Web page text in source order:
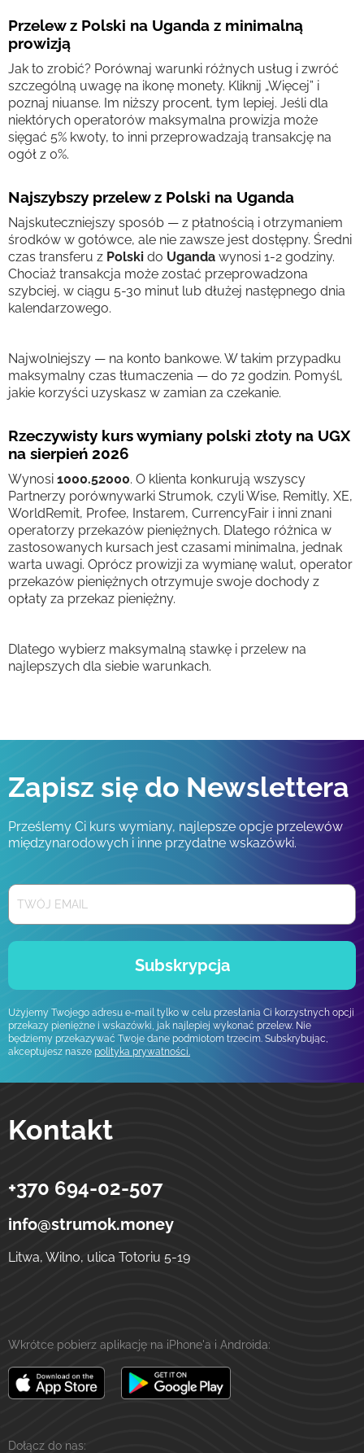
Przelew z Polski na Uganda z minimalną
prowizją
Jak to zrobić? Porównaj warunki różnych usług i zwróć
szczególną uwagę na ikonę monety. Kliknij „Więcej” i
poznaj niuanse. Im niższy procent, tym lepiej. Jeśli dla
niektórych operatorów maksymalna prowizja może
sięgać 5% kwoty, to inni przeprowadzają transakcję na
ogół z 0%.
Najszybszy przelew z Polski na Uganda
Najskuteczniejszy sposób — z płatnością i otrzymaniem
środków w gotówce, ale nie zawsze jest dostępny. Średni
czas transferu z Polski do Uganda wynosi 1-2 godziny.
Chociaż transakcja może zostać przeprowadzona
szybciej, w ciągu 5-30 minut lub dłużej następnego dnia
kalendarzowego.
Najwolniejszy — na konto bankowe. W takim przypadku
maksymalny czas tłumaczenia — do 72 godzin. Pomyśl,
jakie korzyści uzyskasz w zamian za czekanie.
Rzeczywisty kurs wymiany polski złoty na UGX
na sierpień 2026
Wynosi 1000.52000. O klienta konkurują wszyscy
Partnerzy porównywarki Strumok, czyli Wise, Remitly, XE,
WorldRemit, Profee, Instarem, CurrencyFair i inni znani
operatorzy przekazów pieniężnych. Dlatego różnica w
zastosowanych kursach jest czasami minimalna, jednak
warta uwagi. Oprócz prowizji za wymianę walut, operator
przekazów pieniężnych otrzymuje swoje dochody z
opłaty za przekaz pieniężny.
Dlatego wybierz maksymalną stawkę i przelew na
najlepszych dla siebie warunkach.
Zapisz się do Newslettera
Prześlemy Ci kurs wymiany, najlepsze opcje przelewów
międzynarodowych i inne przydatne wskazówki.
Subskrypcja
Użyjemy Twojego adresu e-mail tylko w celu przesłania Ci korzystnych opcji
przekazy pieniężne i wskazówki, jak najlepiej wykonać przelew. Nie
będziemy przekazywać Twoje dane podmiotom trzecim. Subskrybując,
akceptujesz nasze polityka prywatności.
Kontakt
Strumok
Przelewy na Ukrainę
ulica Totoriu, 5-19
+370 694-02-507
info@strumok.money
Litwa, Wilno, ulica Totoriu 5-19
Wkrótce pobierz aplikację na iPhone'a i Androida:
Dołącz do nas: